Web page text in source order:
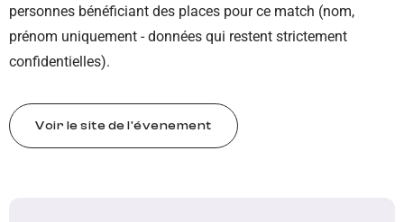
personnes bénéficiant des places pour ce match (nom,
prénom uniquement - données qui restent strictement
confidentielles).
Voir le site de l'évenement